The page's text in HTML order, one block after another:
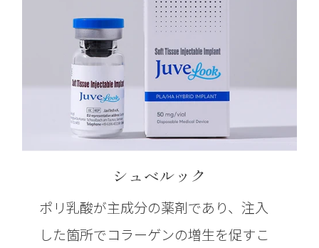
シュベルック
ポリ乳酸が主成分の薬剤であり、注入
した箇所でコラーゲンの増生を促すこ